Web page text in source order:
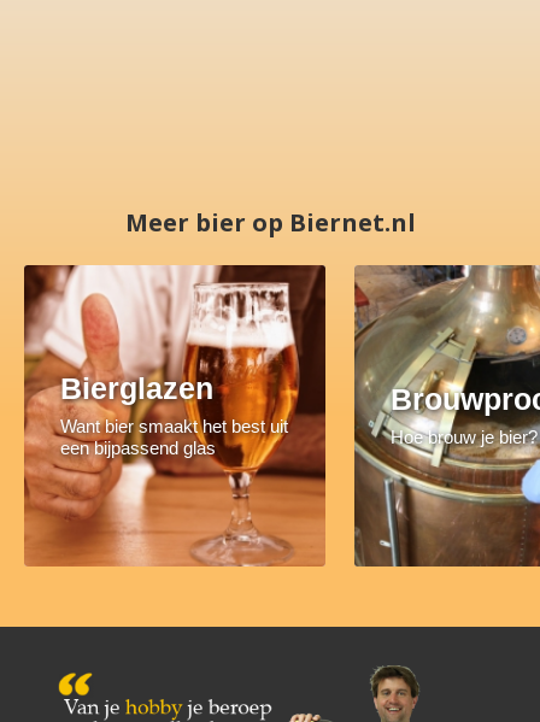
Meer bier op Biernet.nl
Bierglazen
Want bier smaakt het best uit
een bijpassend glas
Hoe brouw je bier?